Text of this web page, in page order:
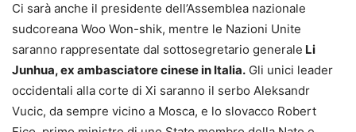
Ci sarà anche il presidente dell’Assemblea nazionale
sudcoreana Woo Won-shik, mentre le Nazioni Unite
saranno rappresentate dal sottosegretario generale Li
Junhua, ex ambasciatore cinese in Italia. Gli unici leader
occidentali alla corte di Xi saranno il serbo Aleksandr
Vucic, da sempre vicino a Mosca, e lo slovacco Robert